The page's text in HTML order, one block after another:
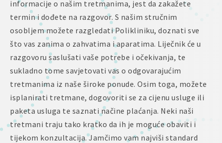
informacije o našim tretmanima, jest da zakažete
termin i dođete na razgovor. S našim stručnim
osobljem možete razgledati Polikliniku, doznati sve
što vas zanima o zahvatima i aparatima. Liječnik će u
razgovoru saslušati vaše potrebe i očekivanja, te
sukladno tome savjetovati vas o odgovarajućim
tretmanima iz naše široke ponude. Osim toga, možete
isplanirati tretmane, dogovoriti se za cijenu usluge ili
paketa usluga te saznati načine plaćanja. Neki naši
tretmani traju tako kratko da ih je moguće obaviti i
tijekom konzultacija. Jamčimo vam najviši standard